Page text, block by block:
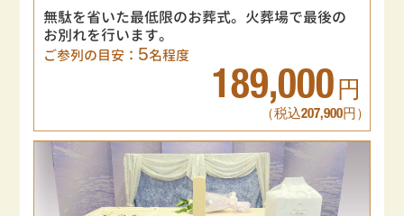
無駄を省いた最低限のお葬式。火葬場で最後の
お別れを行います。
ご参列の目安： 5名程度
189,000 円
（税込207,900円）